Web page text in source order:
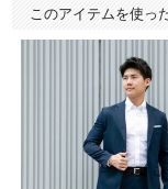
このアイテムを使っ